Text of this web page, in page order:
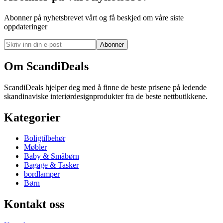
Abonner på nyhetsbrevet vårt og få beskjed om våre siste
oppdateringer
Abonner
Om ScandiDeals
ScandiDeals hjelper deg med å finne de beste prisene på ledende
skandinaviske interiørdesignprodukter fra de beste nettbutikkene.
Kategorier
Boligtilbehør
Møbler
Baby & Småbørn
Bagage & Tasker
bordlamper
Børn
Kontakt oss